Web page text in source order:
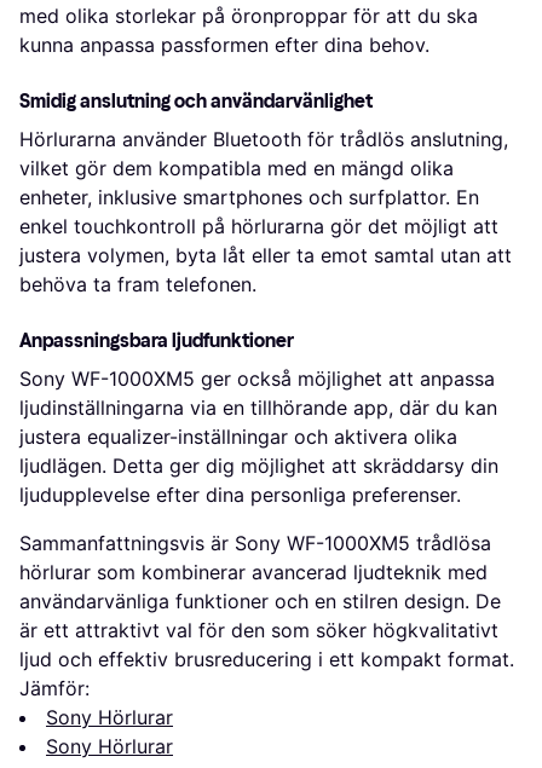
med olika storlekar på öronproppar för att du ska
kunna anpassa passformen efter dina behov.
Smidig anslutning och användarvänlighet
Hörlurarna använder Bluetooth för trådlös anslutning,
vilket gör dem kompatibla med en mängd olika
enheter, inklusive smartphones och surfplattor. En
enkel touchkontroll på hörlurarna gör det möjligt att
justera volymen, byta låt eller ta emot samtal utan att
behöva ta fram telefonen.
Anpassningsbara ljudfunktioner
Sony WF-1000XM5 ger också möjlighet att anpassa
ljudinställningarna via en tillhörande app, där du kan
justera equalizer-inställningar och aktivera olika
ljudlägen. Detta ger dig möjlighet att skräddarsy din
ljudupplevelse efter dina personliga preferenser.
Sammanfattningsvis är Sony WF-1000XM5 trådlösa
hörlurar som kombinerar avancerad ljudteknik med
användarvänliga funktioner och en stilren design. De
är ett attraktivt val för den som söker högkvalitativt
ljud och effektiv brusreducering i ett kompakt format.
Jämför:
Sony Hörlurar
Sony Hörlurar